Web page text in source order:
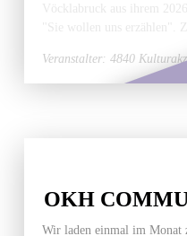
Vöcklabruck aus ihrem
"Sie wollen uns erzählen".
Veranstalter: 4840
OKH
Wir laden einmal im Monat